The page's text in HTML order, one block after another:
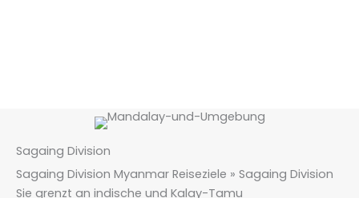
Sagaing Division
Sagaing Division Myanmar Reiseziele » Sagaing Division
Sie grenzt an indische und Kalay-Tamu